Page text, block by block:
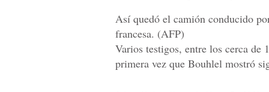
Así quedó el camión conducido
francesa. (AFP)
Varios testigos, entre los cerca
primera vez que Bouhlel mostró